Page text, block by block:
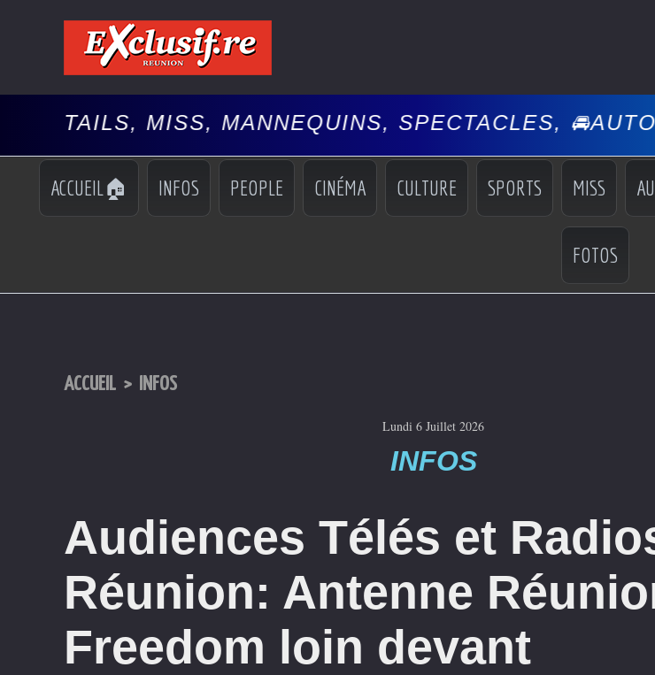
MISS, MANNEQUINS, SPECTACLES, 🚘AUTO •
ACCUEIL🏠 INFOS PEOPLE CINÉMA CULTURE SPORTS MISS
FOTOS
ACCUEIL > INFOS
Lundi 6 Juillet 2026
INFOS
Audiences Télés et
Réunion: Antenne
Freedom loin devant